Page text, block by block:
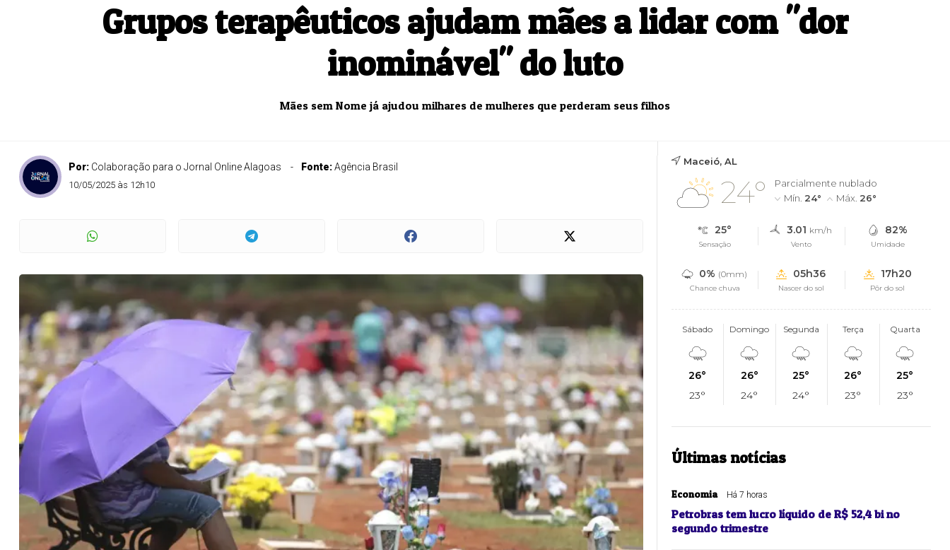
Grupos terapêuticos ajudam mães a lidar com "dor
inominável" do luto
Mães sem Nome já ajudou milhares de mulheres que perderam seus filhos
Por: Colaboração para o Jornal Online Alagoas Fonte:Agência Brasil
10/05/2025 às 12h10
Maceió, AL
24°
Parcialmente nublado
Mín. 24° Máx. 26°
25°
Sensação
3.01 km/h
Vento
82%
Umidade
0% (0mm)
Chance chuva
05h36
Nascer do sol
17h20
Pôr do sol
Sábado
26°
23°
Domingo
26°
24°
Segunda
25°
24°
Terça
26°
23°
Quarta
25°
23°
Últimas notícias
Economia Há 7 horas
Petrobras tem lucro líquido de R$ 52,4 bi no
segundo trimestre